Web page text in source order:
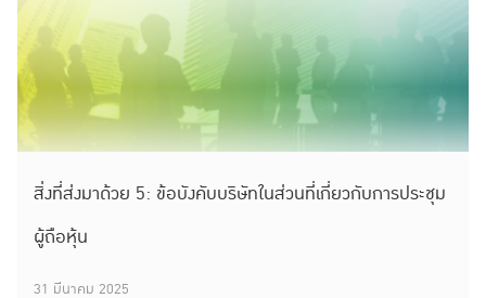
สิ่งที่ส่งมาด้วย 5: ข้อบังคับบริษัทในส่วนที่เกี่ยวกับการประชุม
ผู้ถือหุ้น
31 มีนาคม 2025